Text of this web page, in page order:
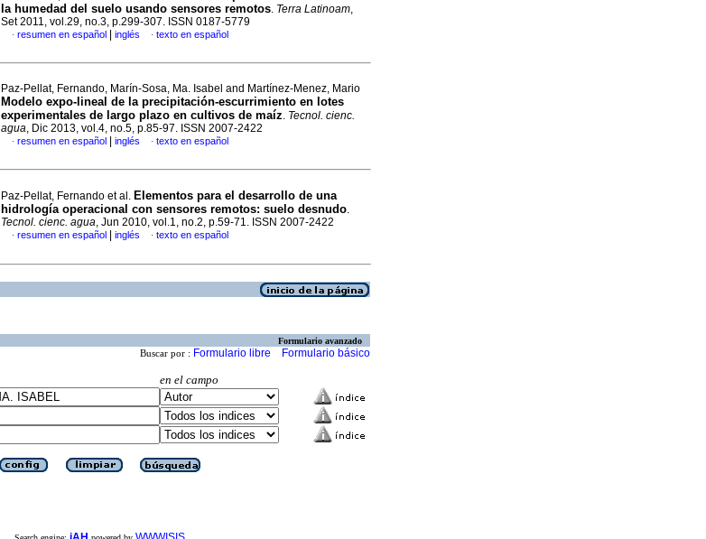
la humedad del suelo usando sensores remotos. Terra Latinoam,
Set 2011, vol.29, no.3, p.299-307. ISSN 0187-5779
· resumen en español inglés · texto en español
Paz-Pellat, Fernando, Marín-Sosa, Ma. Isabel and Martínez-Menez, Mario
Modelo expo-lineal de la precipitación-escurrimiento en lotes
experimentales de largo plazo en cultivos de maíz. Tecnol. cienc.
agua, Dic 2013, vol.4, no.5, p.85-97. ISSN 2007-2422
· resumen en español inglés · texto en español
Paz-Pellat, Fernando et al. Elementos para el desarrollo de una
hidrología operacional con sensores remotos: suelo desnudo.
Tecnol. cienc. agua, Jun 2010, vol.1, no.2, p.59-71. ISSN 2007-2422
· resumen en español inglés · texto en español
Formulario avanzado
Buscar por : Formulario libre Formulario básico
en el campo